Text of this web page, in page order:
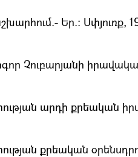
Եր.։ Սփյուռք,
Չուբարյանի
արդի քրեական
քրեական